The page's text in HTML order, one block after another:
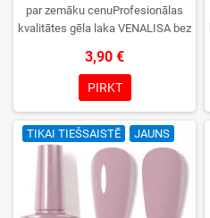
par zemāku cenuProfesionālas
kvalitātes gēla laka VENALISA bez
krāsu izvēle, lieliska sacietēšana
UV/LED lampās un ilgstoša
noturība. Katrs flakons iepakots
kastītē – pirmo reizi to atvērsiet
tikai jūs.
3,90 €
PIRKT
TIKAI TIEŠSAISTĒ JAUNS